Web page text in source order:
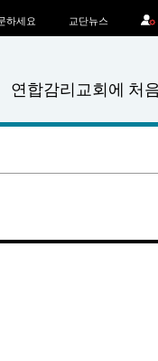
연합감리교회에 처
하세요 교단뉴스